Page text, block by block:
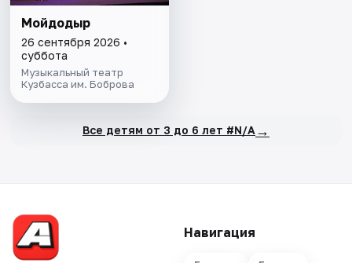
Мойдодыр
26 сентября 2026 •
суббота
Музыкальный театр
Кузбасса им. Боброва
Все детям от 3 до 6 лет #N/A→
Навигация